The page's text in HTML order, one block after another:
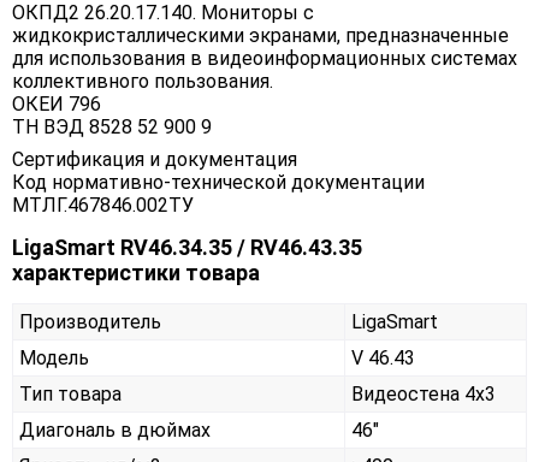
ОКПД2 26.20.17.140. Мониторы с
жидкокристаллическими экранами, предназначенные
для использования в видеоинформационных системах
коллективного пользования.
ОКЕИ 796
ТН ВЭД 8528 52 900 9
Сертификация и документация
Код нормативно-технической документации
МТЛГ.467846.002ТУ
LigaSmart RV46.34.35 / RV46.43.35
характеристики товара
Производитель
LigaSmart
Модель
V 46.43
Тип товара
Видеостена 4х3
Диагональ в дюймах
46"